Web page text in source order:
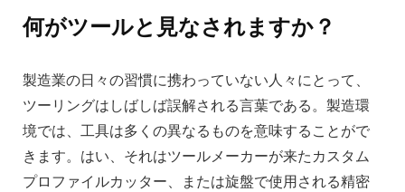
何がツールと見なされますか？
製造業の日々の習慣に携わっていない人々にとって、
ツーリングはしばしば誤解される言葉である。製造環
境では、工具は多くの異なるものを意味することがで
きます。はい、それはツールメーカーが来たカスタム
プロファイルカッター、または旋盤で使用される精密